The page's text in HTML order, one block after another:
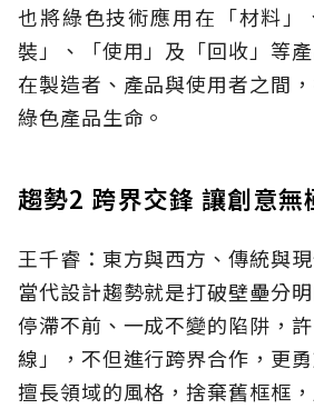
也將綠色技術應用在「材料」
裝」、「使用」及「回收」等
在製造者、產品與使用者之間
綠色產品生命。
趨勢2 跨界交鋒 讓創意無
王千睿：東方與西方、傳統與
當代設計趨勢就是打破壁壘分
停滯不前、一成不變的陷阱，
線」，不但進行跨界合作，更
擅長領域的風格，捨棄舊框框